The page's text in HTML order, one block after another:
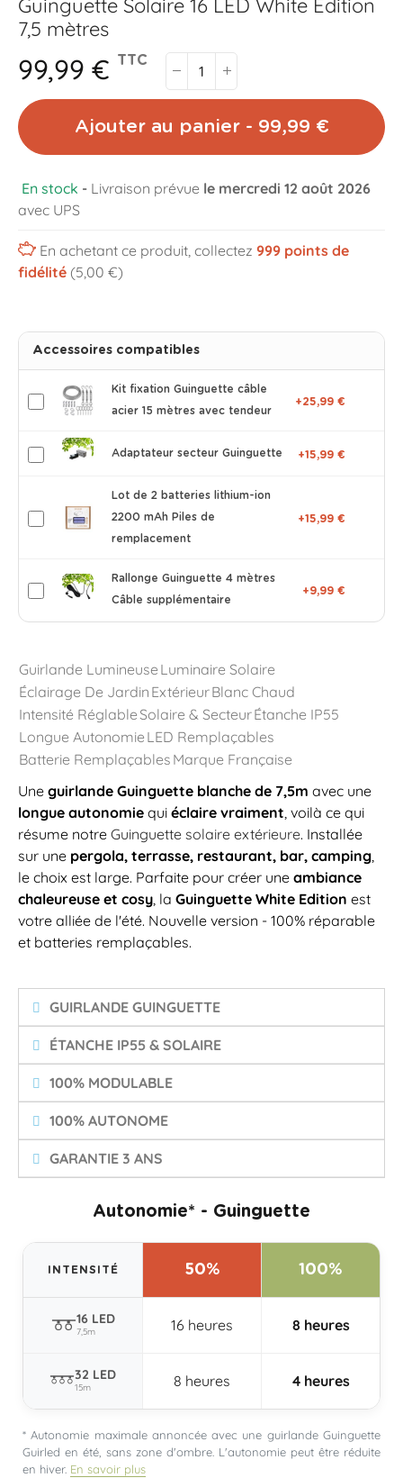
Guinguette Solaire 16 LED White Edition
7,5 mètres
99,99 € TTC
Ajouter au panier - 99,99 €
En stock - Livraison prévue le mercredi 12 août 2026
avec UPS
En achetant ce produit, collectez 999points de
fidélité (5,00 €)
Accessoires compatibles
Kit fixation Guinguette câble
acier 15 mètres avec tendeur
+25,99 €
Adaptateur secteur Guinguette +15,99 €
Lot de 2 batteries lithium-ion
2200 mAh Piles de
remplacement
+15,99 €
Rallonge Guinguette 4 mètres
Câble supplémentaire
+9,99 €
Guirlande Lumineuse Luminaire Solaire
Éclairage De Jardin ExtérieurBlanc Chaud
Intensité RéglableSolaire & SecteurÉtanche IP55
Longue Autonomie LED Remplaçables
Batterie Remplaçables Marque Française
Une guirlande Guinguette blanche de 7,5m avec une
longue autonomie qui éclaire vraiment, voilà ce qui
résume notre Guinguette solaire extérieure. Installée
sur une pergola, terrasse, restaurant, bar, camping,
le choix est large. Parfaite pour créer une ambiance
chaleureuse et cosy, la Guinguette White Edition est
votre alliée de l'été. Nouvelle version - 100% réparable
et batteries remplaçables.
GUIRLANDE GUINGUETTE
ÉTANCHE IP55 & SOLAIRE
100% MODULABLE
100% AUTONOME
GARANTIE 3 ANS
Autonomie* - Guinguette
INTENSITÉ 50% 100%
16 LED
7,5m 16 heures 8 heures
32 LED
15m 8 heures 4 heures
* Autonomie maximale annoncée avec une guirlande Guinguette
Guirled en été, sans zone d'ombre. L'autonomie peut être réduite
en hiver. En savoir plus